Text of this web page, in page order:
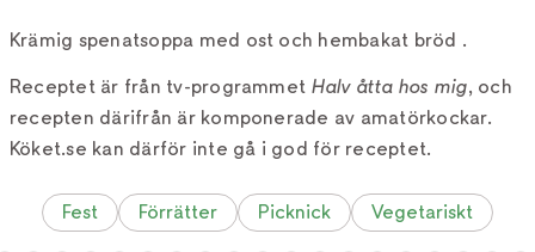
Krämig spenatsoppa med ost och hembakat bröd .
Receptet är från tv-programmet Halv åtta hos mig, och
recepten därifrån är komponerade av amatörkockar.
Köket.se kan därför inte gå i god för receptet.
Fest Förrätter Picknick Vegetariskt